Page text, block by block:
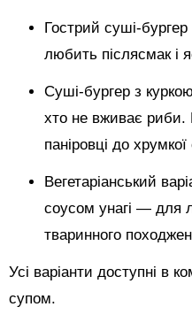
Гострий суші-
любить післясмак і
Суші-бургер з
хто не вживає риби.
паніровці до
Вегетаріанський
соусом унагі — для
тваринного
Усі варіанти доступні в
супом.